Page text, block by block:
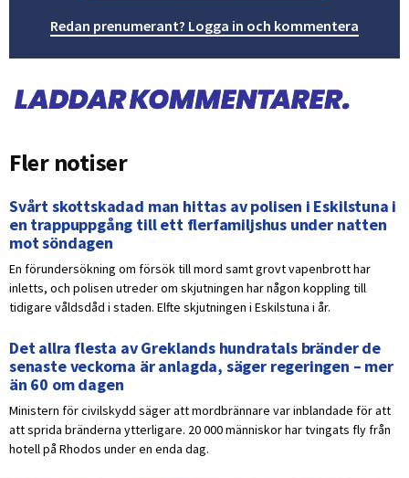
Redan prenumerant? Logga in och kommentera
Fler notiser
Svårt skottskadad man hittas av polisen i Eskilstuna i
en trappuppgång till ett flerfamiljshus under natten
mot söndagen
En förundersökning om försök till mord samt grovt vapenbrott har
inletts, och polisen utreder om skjutningen har någon koppling till
tidigare våldsdåd i staden. Elfte skjutningen i Eskilstuna i år.
Det allra flesta av Greklands hundratals bränder de
senaste veckorna är anlagda, säger regeringen – mer
än 60 om dagen
Ministern för civilskydd säger att mordbrännare var inblandade för att
att sprida bränderna ytterligare. 20 000 människor har tvingats fly från
hotell på Rhodos under en enda dag.